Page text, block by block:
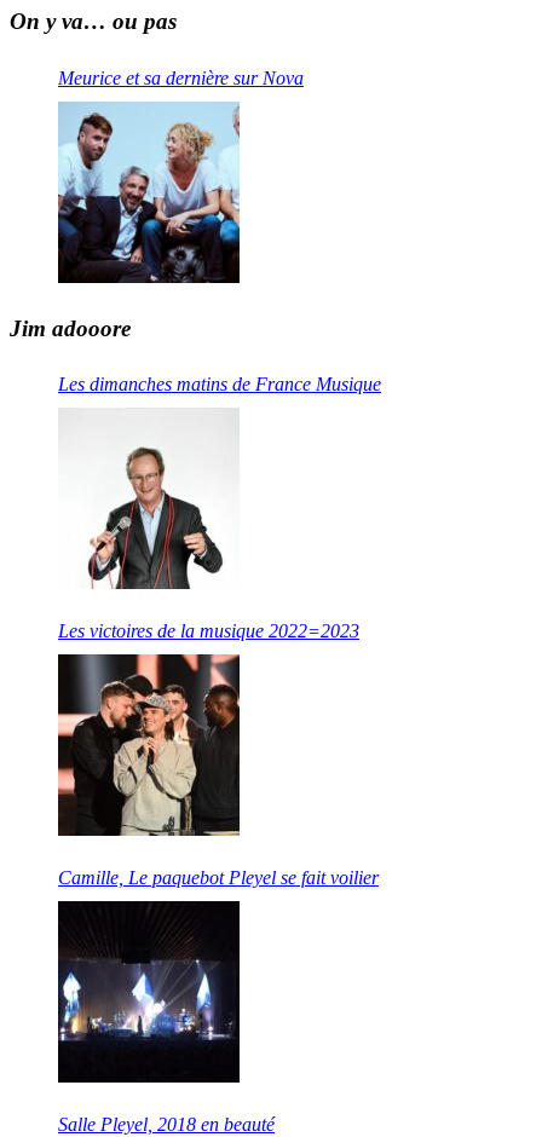
On y va… ou pas
Meurice et sa dernière sur Nova
Jim adooore
Les dimanches matins de France Musique
Les victoires de la musique 2022=2023
Camille, Le paquebot Pleyel se fait voilier
Salle Pleyel, 2018 en beauté